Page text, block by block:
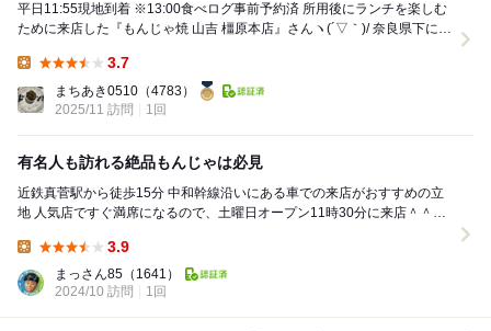
平日11:55現地到着 ※13:00食べログ事前予約済 所用後にランチを楽しむ
ために来店した『もんじゃ焼 山吉 橿原本店』さんヽ(´▽｀)/ 奈良県下に4
3.7
まちあき0510 （4783）
2025/11 訪問
1回
有名人も訪れる絶品もんじゃは必見
近鉄真菅駅から徒歩15分 中和幹線沿いにある車での来店がおすすめの立
地 人気店ですぐ満席になるので、土曜日オープン11時30分に来店＾＾
3.9
まっさん85 （1641）
2024/10 訪問
1回